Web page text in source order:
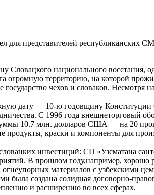
для представителей
Словацкого национального
огромную территорию, на которой
чехов и словаков.
дату — 10-ю годовщину Конституции
С 1996 года внешнеторговый
суммы 10.7 млн. долларов США — на 20
краски и компоненты для
инвестиций: СП «Узсматана
В прошлом году,например, хорошо
материалов с узбекскими
была создана солидная договорно-
и расширению во всех сферах.